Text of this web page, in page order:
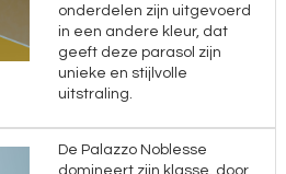
onderdelen zijn uitgevoerd
in een andere kleur, dat
geeft deze parasol zijn
unieke en stijlvolle
uitstraling.
De Palazzo Noblesse
domineert zijn klasse, door